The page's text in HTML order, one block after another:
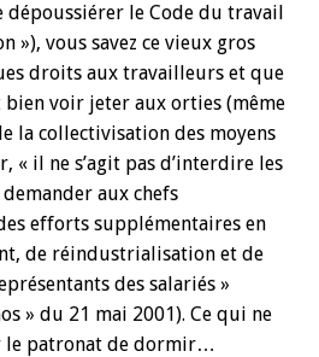
dépoussiérer le Code du travail
»), vous savez ce vieux gros
droits aux travailleurs et que
voir jeter aux orties (même
la collectivisation des moyens
« il ne s’agit pas d’interdire les
aux chefs
efforts supplémentaires en
de réindustrialisation et de
des salariés »
» du 21 mai 2001). Ce qui ne
le patronat de dormir…